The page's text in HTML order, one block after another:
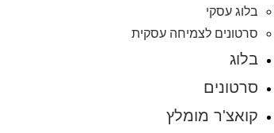
בלוג עסקי
סרטונים לצמיחה עסקית
בלוג
סרטונים
קואצ'ר מומלץ